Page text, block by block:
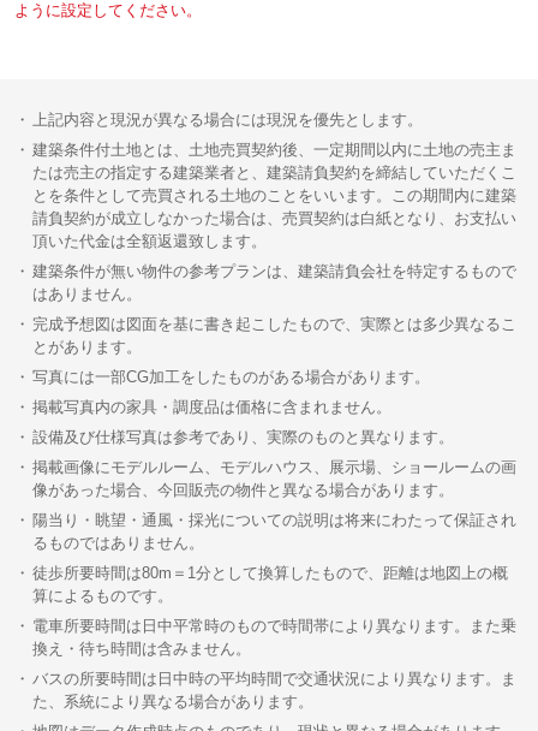
ように設定してください。
上記内容と現況が異なる場合には現況を優先とします。
建築条件付土地とは、土地売買契約後、一定期間以内に土地の売主ま
たは売主の指定する建築業者と、建築請負契約を締結していただくこ
とを条件として売買される土地のことをいいます。この期間内に建築
請負契約が成立しなかった場合は、売買契約は白紙となり、お支払い
頂いた代金は全額返還致します。
建築条件が無い物件の参考プランは、建築請負会社を特定するもので
はありません。
完成予想図は図面を基に書き起こしたもので、実際とは多少異なるこ
とがあります。
写真には一部CG加工をしたものがある場合があります。
掲載写真内の家具・調度品は価格に含まれません。
設備及び仕様写真は参考であり、実際のものと異なります。
掲載画像にモデルルーム、モデルハウス、展示場、ショールームの画
像があった場合、今回販売の物件と異なる場合があります。
陽当り・眺望・通風・採光についての説明は将来にわたって保証され
るものではありません。
徒歩所要時間は80m＝1分として換算したもので、距離は地図上の概
算によるものです。
電車所要時間は日中平常時のもので時間帯により異なります。また乗
換え・待ち時間は含みません。
バスの所要時間は日中時の平均時間で交通状況により異なります。ま
た、系統により異なる場合があります。